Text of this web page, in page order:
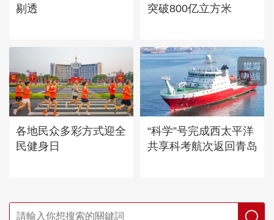
剔透
突破800亿立方米
各地民众多彩方式迎全
民健身日
“科学”号完成西太平洋
共享科考航次返回青岛